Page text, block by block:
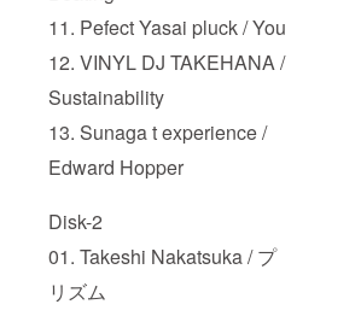
11. Pefect Yasai pluck / You
12. VINYL DJ TAKEHANA /
Sustainability
13. Sunaga t experience /
Edward Hopper
Disk-2
01. Takeshi Nakatsuka / プ
リズム